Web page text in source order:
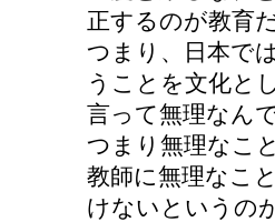
正するのが教育
つまり、日本で
うことを文化と
言って無理なん
つまり無理なこ
教師に無理なこ
けないというの